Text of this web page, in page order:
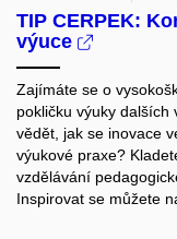
TIP CERPEK:
výuce
Zajímáte se o
pokličku výuky dalších
vědět, jak se inovace
výukové praxe?
vzdělávání
Inspirovat se můžete